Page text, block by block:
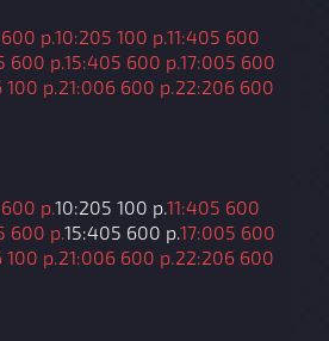
р.10:205 100 р.11:405 600
600 р.15:405 600 р.17:005 600
100 р. 21:006 600 р. 22:206 600
р.10:205 100 р.11:405 600
600 р.15:405 600 р.17:005 600
100 р. 21:006 600 р. 22:206 600